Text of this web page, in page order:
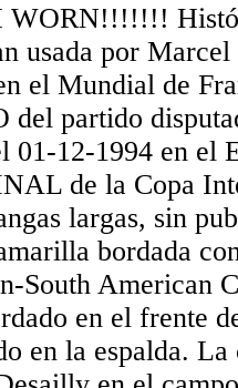
WORN!!!!!!!
usada por
el Mundial de
del partido
01-12-1994 en el
de la Copa
largas, sin
bordada
South American
en el frente
en la espalda.